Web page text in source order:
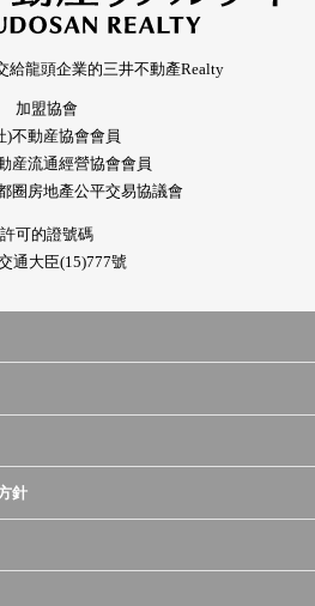
給龍頭企業的三井不動產Realty
加盟協會
)不動産協會會員
産流通經營協會會員
圈房地產公平交易協議會
許可的證號碼
通大臣(15)777號
針